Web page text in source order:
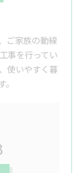
ご家族の動線
事を行ってい
使いやすく暮